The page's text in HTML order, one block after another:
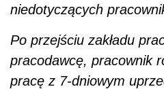
niedotyczących
Po przejściu zakładu
pracodawcę, pracownik
pracę z 7-dniowym